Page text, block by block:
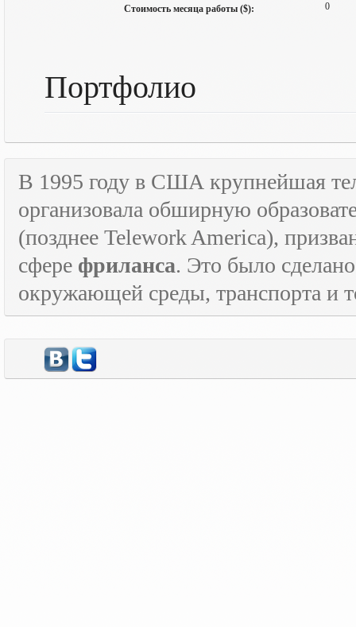
Стоимость месяца работы ($): 0
Портфолио
В 1995 году в США крупнейшая
организовала обширную
(позднее Telework America),
сфере фриланса. Это было
окружающей среды, транспорта и